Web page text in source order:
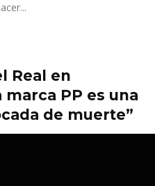
Real en
marca PP es una
de muerte”